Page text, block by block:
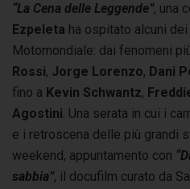
“La Cena delle Leggende”, una
Ezpeleta ha ospitato alcuni
Motomondiale: dai fenomeni
Rossi, Jorge Lorenzo, Dani
fino a Kevin Schwantz,
Agostini. Una serata in cui i
e i retroscena delle più grandi
weekend, appuntamento con
sabbia”, il docufilm curato da